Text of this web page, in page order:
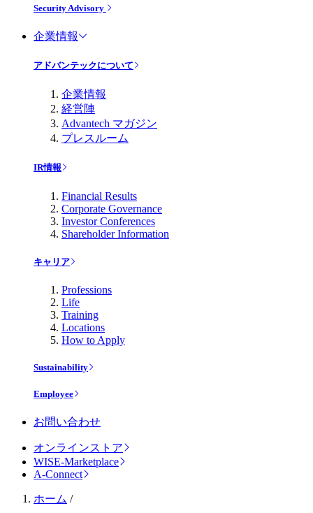
Security Advisory
企業情報
アドバンテックについて
企業情報
経営陣
Advantech マガジン
プレスルーム
IR情報
Financial Results
Corporate Governance
Investor Conferences
Shareholder Information
キャリア
Professions
Life
Training
Locations
How to Apply
Sustainability
Employee
お問い合わせ
オンラインストア
WISE-Marketplace
A-Connect
ホーム /